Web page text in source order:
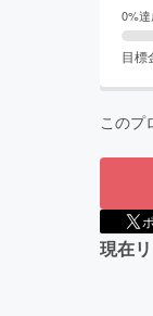
0%
目標
このプ
現在